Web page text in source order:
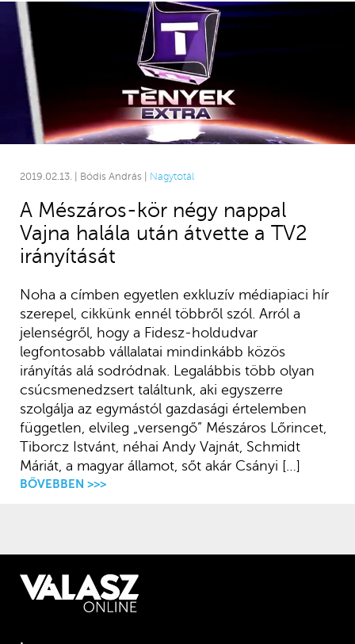
2019.02.13. | Bódis András | Nagytotál
A Mészáros-kör négy nappal
Vajna halála után átvette a TV2
irányítását
Noha a címben egyetlen exkluzív médiapiaci hír
szerepel, cikkünk ennél többről szól. Arról a
jelenségről, hogy a Fidesz-holdudvar
legfontosabb vállalatai mindinkább közös
irányítás alá sodródnak. Legalábbis több olyan
csúcsmenedzsert találtunk, aki egyszerre
szolgálja az egymástól gazdasági értelemben
független, elvileg „versengő” Mészáros Lőrincet,
Tiborcz Istvánt, néhai Andy Vajnát, Schmidt
Máriát, a magyar államot, sőt akár Csányi […]
BŐVEBBEN >>>